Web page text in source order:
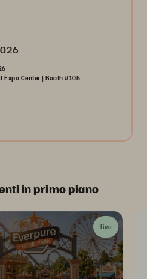
Expo Center | Booth #105
in primo piano
live